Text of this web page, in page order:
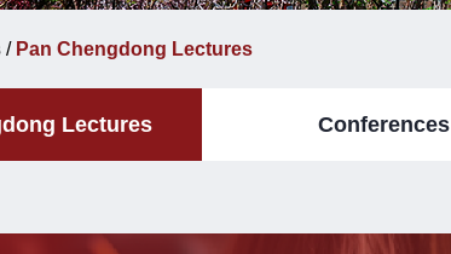
/ Pan Chengdong Lectures
Lectures Conferences